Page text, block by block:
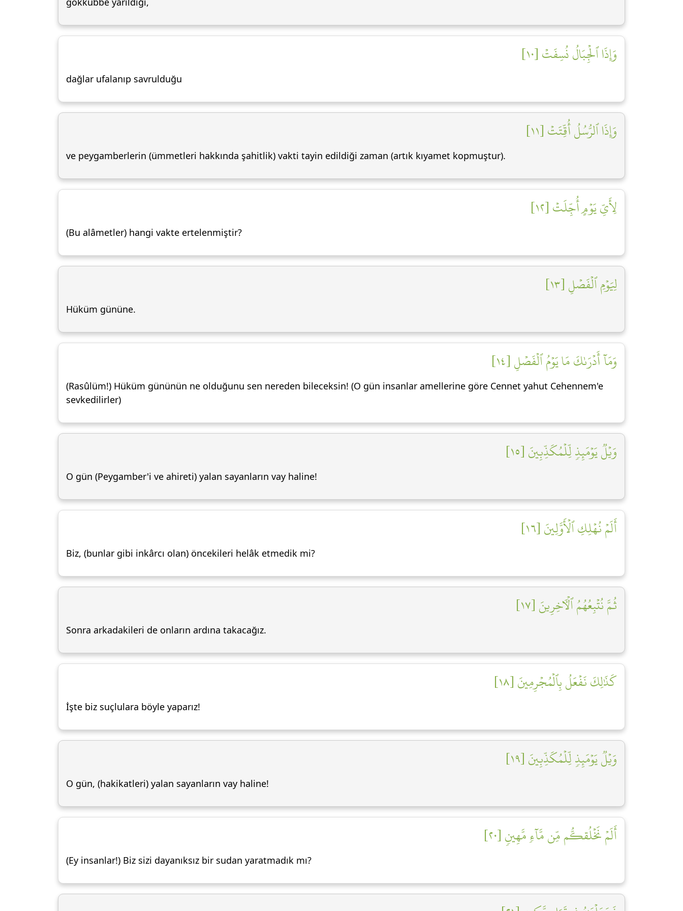
وَإِذَا ٱلۡجِبَالُ نُسِفَتۡ [١٠]
dağlar ufalanıp savrulduğu
وَإِذَا ٱلرُّسُلُ أُقِّتَتۡ [١١]
ve peygamberlerin (ümmetleri hakkında şahitlik) vakti tayin edildiği zaman (artık kıyamet kopmuştur).
لِأَيِّ يَوۡمٍ أُجِّلَتۡ [١٢]
(Bu alâmetler) hangi vakte ertelenmiştir?
لِيَوۡمِ ٱلۡفَصۡلِ [١٣]
Hüküm gününe.
وَمَآ أَدۡرَىٰكَ مَا يَوۡمُ ٱلۡفَصۡلِ [١٤]
(Rasûlüm!) Hüküm gününün ne olduğunu sen nereden bileceksin! (O gün insanlar amellerine göre Cennet yahut Cehennem'e
sevkedilirler)
وَيۡلٞ يَوۡمَئِذٖ لِّلۡمُكَذِّبِينَ [١٥]
O gün (Peygamber'i ve ahireti) yalan sayanların vay haline!
أَلَمۡ نُهۡلِكِ ٱلۡأَوَّلِينَ [١٦]
Biz, (bunlar gibi inkârcı olan) öncekileri helâk etmedik mi?
ثُمَّ نُتۡبِعُهُمُ ٱلۡأٓخِرِينَ [١٧]
Sonra arkadakileri de onların ardına takacağız.
كَذَٰلِكَ نَفۡعَلُ بِٱلۡمُجۡرِمِينَ [١٨]
İşte biz suçlulara böyle yaparız!
وَيۡلٞ يَوۡمَئِذٖ لِّلۡمُكَذِّبِينَ [١٩]
O gün, (hakikatleri) yalan sayanların vay haline!
أَلَمۡ نَخۡلُقكُّم مِّن مَّآءٖ مَّهِينٖ [٢٠]
(Ey insanlar!) Biz sizi dayanıksız bir sudan yaratmadık mı?